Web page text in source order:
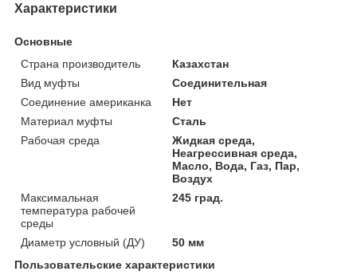
Характеристики
Основные
Страна производитель
Казахстан
Вид муфты
Соединительная
Соединение американка
Нет
Материал муфты
Сталь
Рабочая среда
Жидкая среда,
Неагрессивная среда,
Масло, Вода, Газ, Пар,
Воздух
Максимальная
температура рабочей
среды
245 град.
Диаметр условный (ДУ)
50 мм
Пользовательские характеристики